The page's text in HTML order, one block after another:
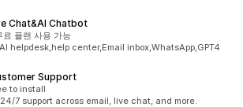
Chat&AI Chatbot
료 플랜 사용 가능
helpdesk,help center,Email inbox,WhatsApp,GPT4
Support
to install
7 support across email, live chat, and more.